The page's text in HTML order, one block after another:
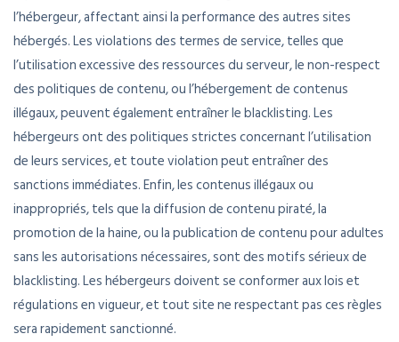
l’hébergeur, affectant ainsi la performance des autres sites
hébergés. Les violations des termes de service, telles que
l’utilisation excessive des ressources du serveur, le non-respect
des politiques de contenu, ou l’hébergement de contenus
illégaux, peuvent également entraîner le blacklisting. Les
hébergeurs ont des politiques strictes concernant l’utilisation
de leurs services, et toute violation peut entraîner des
sanctions immédiates. Enfin, les contenus illégaux ou
inappropriés, tels que la diffusion de contenu piraté, la
promotion de la haine, ou la publication de contenu pour adultes
sans les autorisations nécessaires, sont des motifs sérieux de
blacklisting. Les hébergeurs doivent se conformer aux lois et
régulations en vigueur, et tout site ne respectant pas ces règles
sera rapidement sanctionné.